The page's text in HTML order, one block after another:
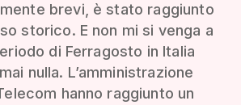
brevi, è stato raggiunto
storico. E non mi si venga a
di Ferragosto in Italia
nulla. L’amministrazione
hanno raggiunto un